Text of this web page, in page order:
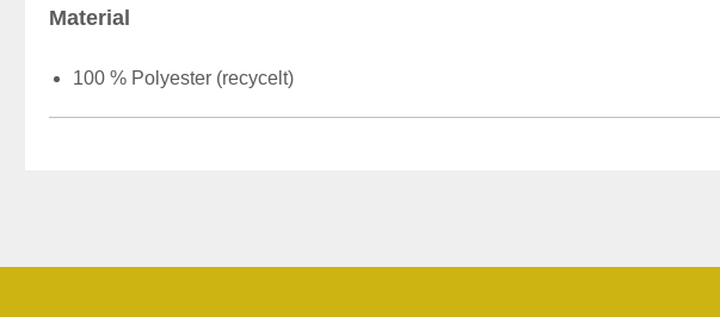
Material
100 % Polyester (recycelt)